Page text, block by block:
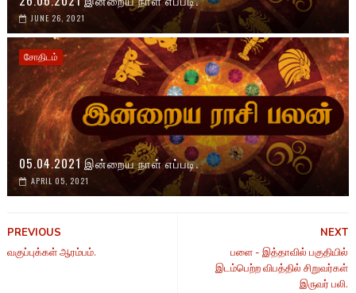
JUNE 26, 2021
சோதிடம்
05.04.2021 இன்றைய நாள் எப்படி.
APRIL 05, 2021
NEXT
பளை - இத்தாவில் பகுதியில்
இடம்பெற்ற விபத்தில் சிறுவர்கள்
இருவர் பலி.
PREVIOUS
வகுப்புக்கள் ஆரம்பம்.